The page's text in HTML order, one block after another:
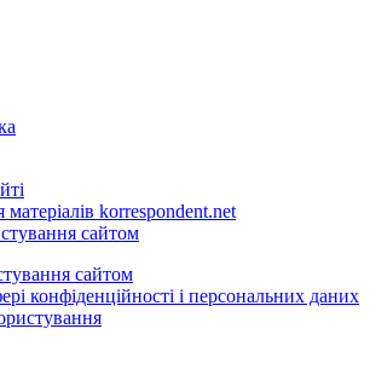
korrespondent.net
сайтом
сайтом
конфіденційності і персональних даних